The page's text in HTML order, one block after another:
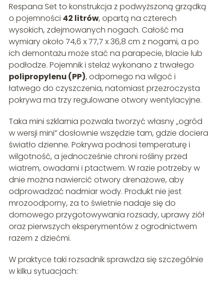
Respana Set to konstrukcja z podwyższoną grządką
o pojemności 42 litrów, opartą na czterech
wysokich, zdejmowanych nogach. Całość ma
wymiary około 74,6 x 77,7 x 36,8 cm z nogami, a po
ich demontażu może stać na parapecie, blacie lub
podłodze. Pojemnik i stelaż wykonano z trwałego
polipropylenu (PP), odpornego na wilgoć i
łatwego do czyszczenia, natomiast przezroczysta
pokrywa ma trzy regulowane otwory wentylacyjne.
Taka mini szklarnia pozwala tworzyć własny „ogród
w wersji mini” dosłownie wszędzie tam, gdzie dociera
światło dzienne. Pokrywa podnosi temperaturę i
wilgotność, a jednocześnie chroni rośliny przed
wiatrem, owadami i ptactwem. W razie potrzeby w
dnie można nawiercić otwory drenażowe, aby
odprowadzać nadmiar wody. Produkt nie jest
mrozoodporny, za to świetnie nadaje się do
domowego przygotowywania rozsady, uprawy ziół
oraz pierwszych eksperymentów z ogrodnictwem
razem z dziećmi.
W praktyce taki rozsadnik sprawdza się szczególnie
w kilku sytuacjach: